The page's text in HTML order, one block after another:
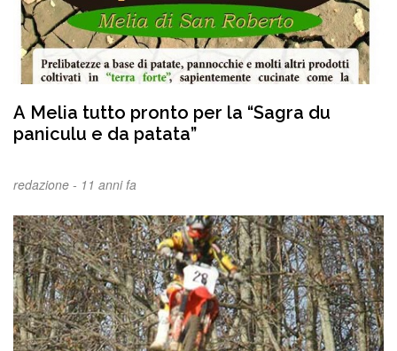
A Melia tutto pronto per la “Sagra du
paniculu e da patata”
redazione - 11 anni fa